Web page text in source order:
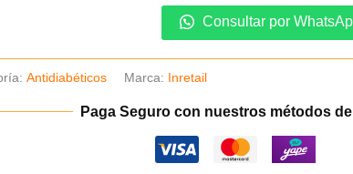
Consultar por
Antidiabéticos Marca: Inretail
Paga Seguro con nuestros métodos